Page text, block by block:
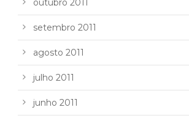
outubro 2011
setembro 2011
agosto 2011
julho 2011
junho 2011